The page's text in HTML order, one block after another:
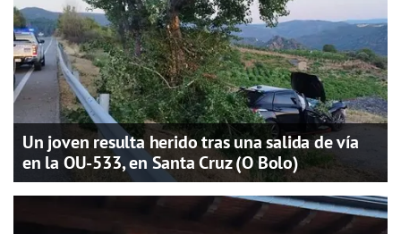
Un joven resulta herido tras una salida de vía
en la OU-533, en Santa Cruz (O Bolo)